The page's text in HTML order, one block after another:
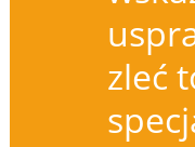
zleć